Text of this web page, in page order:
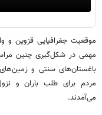
موقعیت جغرافیایی قزوین و
مهمی در شکل‌گیری چنین
باغستان‌های سنتی و
مردم برای طلب باران و
می‌آمدند.